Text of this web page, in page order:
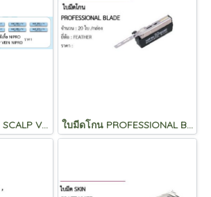
เข็มปีกผีเสื้อ NIPRO SCALP VEIN NIPRO ใบมีดโกน PROFESSIONAL BLADE